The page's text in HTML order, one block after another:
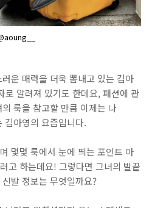
운 매력을 더욱 뽐내고 있는 김아
로 알려져 있기도 한데요, 패션에 관
룩을 참고할 만큼 이제는 나
김아영의 요즘입니다.
몇몇 룩에서 눈에 띄는 포인트 아
고 하는데요! 그렇다면 그녀의 발끝
발 정보는 무엇일까요?